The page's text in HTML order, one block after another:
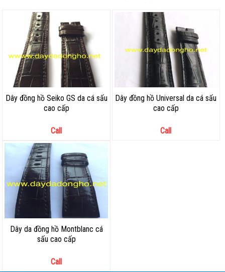
Dây đồng hồ Seiko GS da cá sấu
cao cấp
Call
Dây đồng hồ Universal da cá sấu
cao cấp
Call
Dây da đồng hồ Montblanc cá
sấu cao cấp
Call